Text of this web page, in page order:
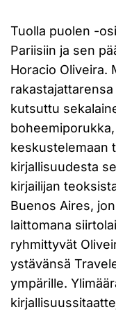
Tuolla puolen -
Pariisiin ja sen
Horacio Oliveira.
kutsuttu
keskustelemaan
kirjallisuudesta
kirjailijan
Buenos Aires,
laittomana
ryhmittyvät
ystävänsä
ympärille.